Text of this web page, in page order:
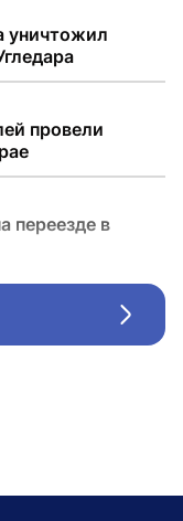
уничтожил
провели
переезде в